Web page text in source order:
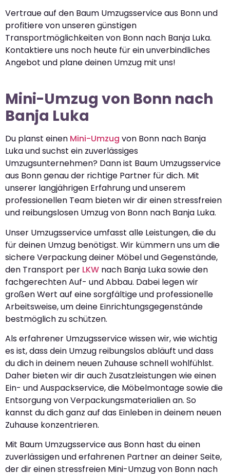
Vertraue auf den Baum Umzugsservice aus Bonn und
profitiere von unseren günstigen
Transportmöglichkeiten von Bonn nach Banja Luka.
Kontaktiere uns noch heute für ein unverbindliches
Angebot und plane deinen Umzug mit uns!
Mini-Umzug von Bonn nach
Banja Luka
Du planst einen Mini-Umzug von Bonn nach Banja
Luka und suchst ein zuverlässiges
Umzugsunternehmen? Dann ist Baum Umzugsservice
aus Bonn genau der richtige Partner für dich. Mit
unserer langjährigen Erfahrung und unserem
professionellen Team bieten wir dir einen stressfreien
und reibungslosen Umzug von Bonn nach Banja Luka.
Unser Umzugsservice umfasst alle Leistungen, die du
für deinen Umzug benötigst. Wir kümmern uns um die
sichere Verpackung deiner Möbel und Gegenstände,
den Transport per LKW nach Banja Luka sowie den
fachgerechten Auf- und Abbau. Dabei legen wir
großen Wert auf eine sorgfältige und professionelle
Arbeitsweise, um deine Einrichtungsgegenstände
bestmöglich zu schützen.
Als erfahrener Umzugsservice wissen wir, wie wichtig
es ist, dass dein Umzug reibungslos abläuft und dass
du dich in deinem neuen Zuhause schnell wohlfühlst.
Daher bieten wir dir auch Zusatzleistungen wie einen
Ein- und Auspackservice, die Möbelmontage sowie die
Entsorgung von Verpackungsmaterialien an. So
kannst du dich ganz auf das Einleben in deinem neuen
Zuhause konzentrieren.
Mit Baum Umzugsservice aus Bonn hast du einen
zuverlässigen und erfahrenen Partner an deiner Seite,
der dir einen stressfreien Mini-Umzug von Bonn nach